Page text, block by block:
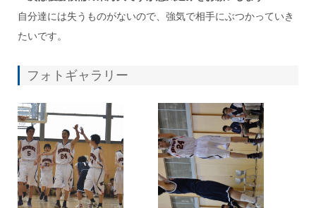
自分達には失うものがないので、強気で相手にぶつかっていき
たいです。
フォトギャラリー